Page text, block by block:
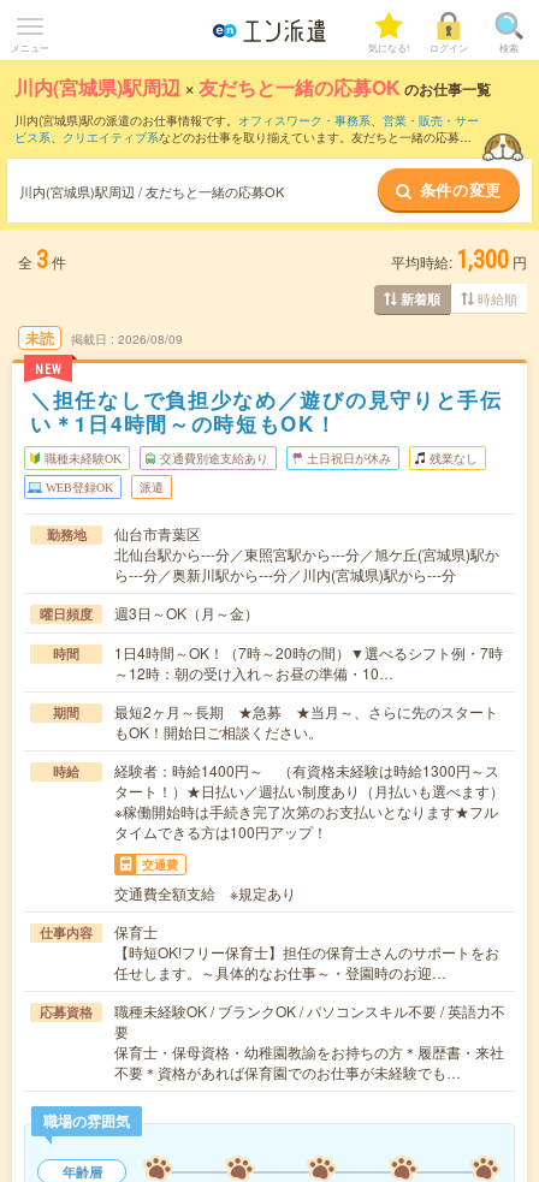
メニュー 気になる! ログイン 検索
川内(宮城県)駅周辺 ×友だちと一緒の応募OK のお仕事一覧
川内(宮城県)駅の派遣のお仕事情報です。 オフィスワーク・事務系、 営業・販売・サー
ビス系、 クリエイティブ系などのお仕事を取り揃えています。友だちと一緒の応募OK
川内(宮城県)駅周辺 / 友だちと一緒の応募OK 条件の変更
全 3件 平均時給: 1,300 円
新着順 時給順
未読
NEW
掲載日 2026/08/09
＼担任なしで負担少なめ／遊びの見守りと手伝
い＊1日4時間～の時短もOK！
職種未経験OK 交通費別途支給あり 土日祝日が休み 残業なし
WEB登録OK 派遣
勤務地
仙台市青葉区
北仙台駅から---分／東照宮駅から---分／旭ケ丘(宮城県)駅か
ら---分／奥新川駅から---分／川内(宮城県)駅から---分
曜日頻度 週3日～OK（月～金）
時間
1日4時間～OK！（7時～20時の間）▼選べるシフト例・7時
～12時：朝の受け入れ～お昼の準備・10…
期間
最短2ヶ月～長期 ★急募 ★当月～、さらに先のスタート
もOK！開始日ご相談ください。
時給
経験者：時給1400円～ （有資格未経験は時給1300円～ス
タート！）★日払い／週払い制度あり（月払いも選べます）
※稼働開始時は手続き完了次第のお支払いとなります★フル
タイムできる方は100円アップ！
交通費
交通費全額支給 ※規定あり
仕事内容
保育士
【時短OK!フリー保育士】担任の保育士さんのサポートをお
任せします。～具体的なお仕事～・登園時のお迎…
応募資格
職種未経験OK / ブランクOK / パソコンスキル不要 / 英語力不
要
保育士・保母資格・幼稚園教諭をお持ちの方＊履歴書・来社
不要＊資格があれば保育園でのお仕事が未経験でも…
職場の雰囲気
年齢層